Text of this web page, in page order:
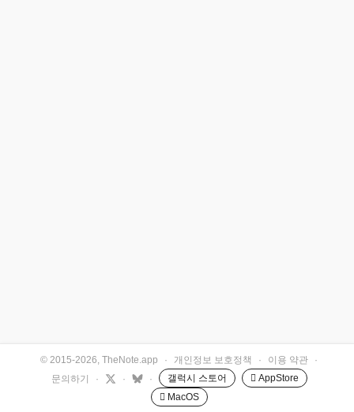
© 2015-2026, TheNote.app · 개인정보 보호정책 · 이용 약관
·
문의하기
· · · 갤럭시 스토어
 AppStore
 MacOS